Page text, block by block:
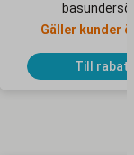
Gäller kunder
Till